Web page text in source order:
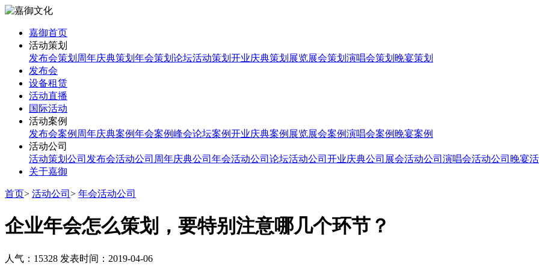
嘉御首页
活动策划
发布会策划 周年庆典策划 年会策划 论坛活动策划 开业庆典策划 展览展会策划 演唱会策划 晚宴策划
发布会
设备租赁
活动直播
国际活动
活动案例
发布会案例 周年庆典案例年会案例峰会论坛案例开业庆典案例 展览展会案例演唱会案例 晚宴案例
活动公司
活动策划公司 发布会活动公司 周年庆典公司 年会活动公司 论坛活动公司 开业庆典公司 展会活动公司 演唱会活动公司 晚宴
关于嘉御
首页> 活动公司 > 年会活动公司
企业年会怎么策划，要特别注意哪几个环节？
人气：15328 发表时间：2019-04-06